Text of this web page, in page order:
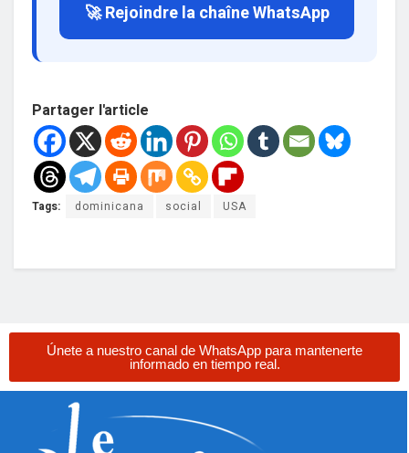
🚀 Rejoindre la chaîne WhatsApp
Partager l'article
Tags: dominicana social USA
Únete a nuestro canal de WhatsApp para mantenerte
informado en tiempo real.